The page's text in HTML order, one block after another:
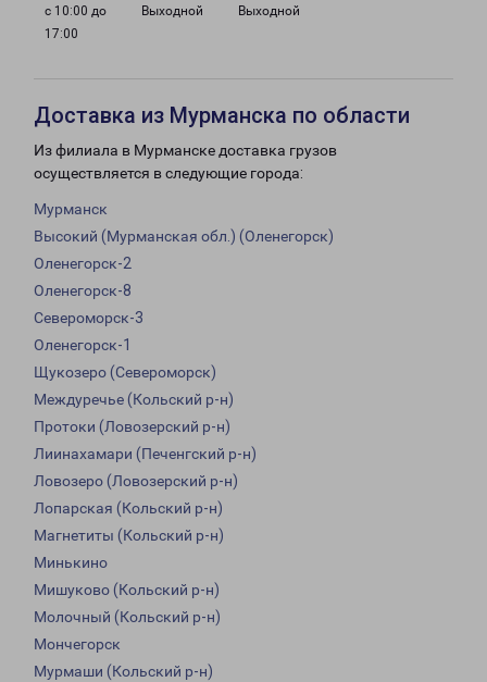
с 10:00 до
17:00
Выходной Выходной
Доставка из Мурманска по области
Из филиала в Мурманске доставка грузов
осуществляется в следующие города:
Мурманск
Высокий (Мурманская обл.) (Оленегорск)
Оленегорск-2
Оленегорск-8
Североморск-3
Оленегорск-1
Щукозеро (Североморск)
Междуречье (Кольский р-н)
Протоки (Ловозерский р-н)
Лиинахамари (Печенгский р-н)
Ловозеро (Ловозерский р-н)
Лопарская (Кольский р-н)
Магнетиты (Кольский р-н)
Минькино
Мишуково (Кольский р-н)
Молочный (Кольский р-н)
Мончегорск
Мурмаши (Кольский р-н)